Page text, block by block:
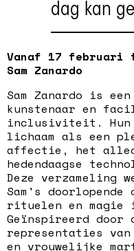
dag kan
Vanaf 17
Sam Zanardo
Sam Zanardo is
kunstenaar en
inclusiviteit. Hun
lichaam als een
affectie, het
hedendaagse
Deze verzameling
Sam's
rituelen en
Geïnspireerd door
representaties
en vrouwelijke